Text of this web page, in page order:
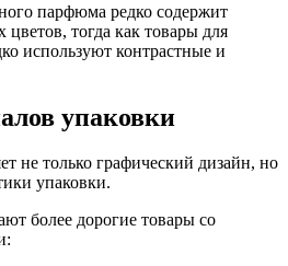
парфюма редко содержит
цветов, тогда как товары для
используют контрастные и
упаковки
не только графический дизайн, но
упаковки.
более дорогие товары со